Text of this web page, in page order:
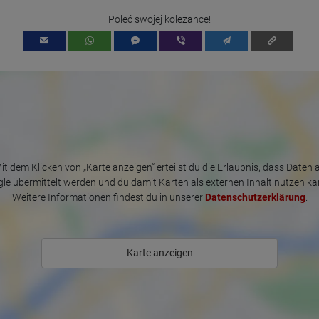
Poleć swojej koleżance!
dem Klicken von „Karte anzeigen“ erteilst du die Erlaubnis, dass Daten
übermittelt werden und du damit Karten als externen Inhalt nutzen
Weitere Informationen findest du in unserer Datenschutzerklärung.
Karte anzeigen